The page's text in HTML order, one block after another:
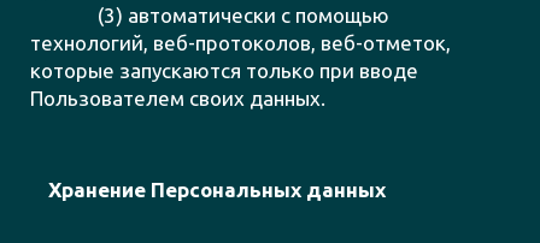
(3) автоматически с помощью
технологий, веб-протоколов, веб-отметок,
которые запускаются только при вводе
Пользователем своих данных.
Хранение Персональных данных